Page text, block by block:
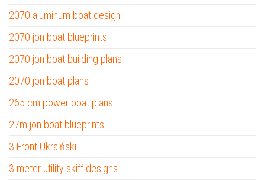
2070 aluminum boat design
2070 jon boat blueprints
2070 jon boat building plans
2070 jon boat plans
265 cm power boat plans
27m jon boat blueprints
3 Front Ukraiński
3 meter utility skiff designs